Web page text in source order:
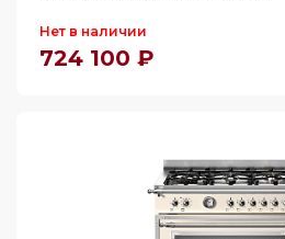
Нет в наличии
724 100 ₽